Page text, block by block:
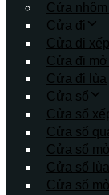
Cửa
Cửa đi
Cửa đi
Cửa đi
Cửa đi lùa
Cửa sổ
Cửa sổ
Cửa sổ
Cửa sổ
Cửa sổ lùa
Cửa sổ